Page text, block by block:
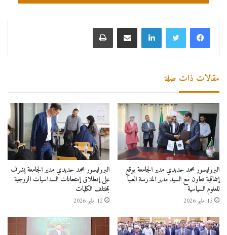
مقالات ذات صلة
البروفيسور محمد حديدي مدير الجامعة يوقع
إتفاقية تعاون مع السيد مدير المدرسة العليا
للعلوم السياسية
13 مايو 2026
البروفيسور محمد حديدي مدير الجامعة يشرف
على إنطلاق إمتحانات السداسيات الزوجية
بمختلف الكليات
12 مايو 2026